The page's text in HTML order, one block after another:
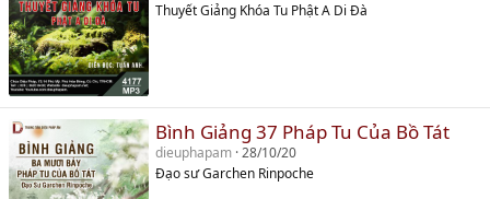
Thuyết Giảng Khóa Tu Phật A Di Đà
Bình Giảng 37 Pháp Tu Của Bồ Tát
dieuphapam 28/10/20
Đạo sư Garchen Rinpoche